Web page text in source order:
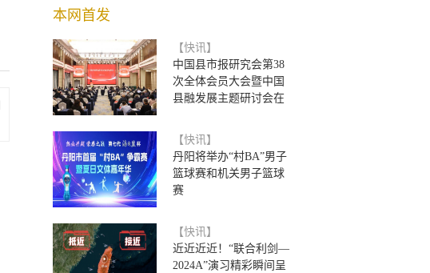
本网首发
【快讯】
中国县市报研究会第38
次全体会员大会暨中国
县融发展主题研讨会在
【快讯】
丹阳将举办“村BA”男子
篮球赛和机关男子篮球
赛
【快讯】
近近近近！“联合利剑—
2024A”演习精彩瞬间呈